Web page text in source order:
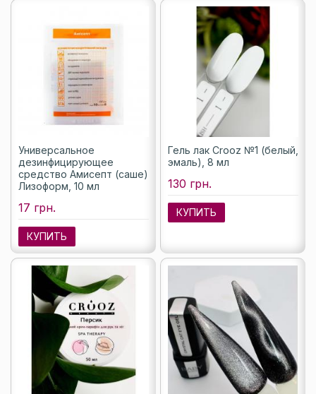
Универсальное
дезинфицирующее
средство Амисепт (саше)
Лизоформ, 10 мл
17 грн.
КУПИТЬ
Гель лак Crooz №1 (белый,
эмаль), 8 мл
130 грн.
КУПИТЬ